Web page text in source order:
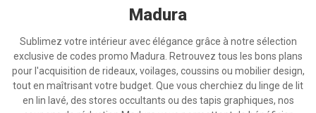
Madura
Sublimez votre intérieur avec élégance grâce à notre sélection
exclusive de codes promo Madura. Retrouvez tous les bons plans
pour l'acquisition de rideaux, voilages, coussins ou mobilier design,
tout en maîtrisant votre budget. Que vous cherchiez du linge de lit
en lin lavé, des stores occultants ou des tapis graphiques, nos